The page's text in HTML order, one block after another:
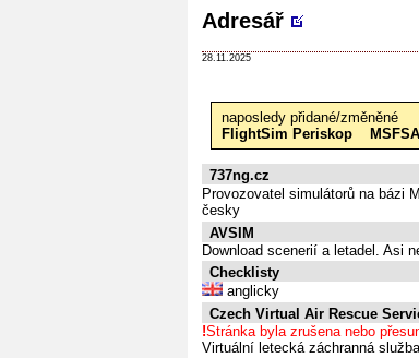
Adresář
28.11.2025
naposledy přidané/změněné
FlightSim Periskop
737ng.cz
Provozovatel simulátorů na bázi
česky
AVSIM
Download scenerií a letadel. Asi
Checklisty
anglicky
Czech Virtual Air Rescue
!Stránka byla zrušena nebo
Virtuální letecká záchranná služba